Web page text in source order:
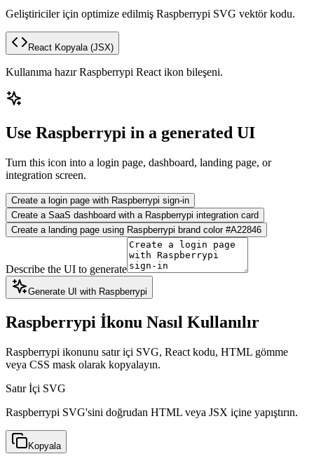
Geliştiriciler için optimize edilmiş Raspberrypi SVG vektör kodu.
React Kopyala (JSX)
Kullanıma hazır Raspberrypi React ikon bileşeni.
Use Raspberrypi in a generated UI
Turn this icon into a login page, dashboard, landing page, or
integration screen.
Create a login page with Raspberrypi sign-in
Create a SaaS dashboard with a Raspberrypi integration card
Create a landing page using Raspberrypi brand color #A22846
Describe the UI to generate
Generate UI with Raspberrypi
Raspberrypi İkonu Nasıl Kullanılır
Raspberrypi ikonunu satır içi SVG, React kodu, HTML gömme
veya CSS mask olarak kopyalayın.
Satır İçi SVG
Raspberrypi SVG'sini doğrudan HTML veya JSX içine yapıştırın.
Kopyala